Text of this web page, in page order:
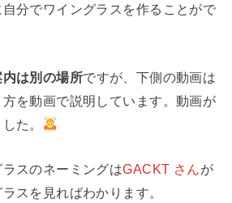
分でワイングラスを作ることがで
内は別の場所ですが、下側の動画は
を動画で説明しています。動画が
た。
スのネーミングはGACKT さんが
スを見ればわかります。